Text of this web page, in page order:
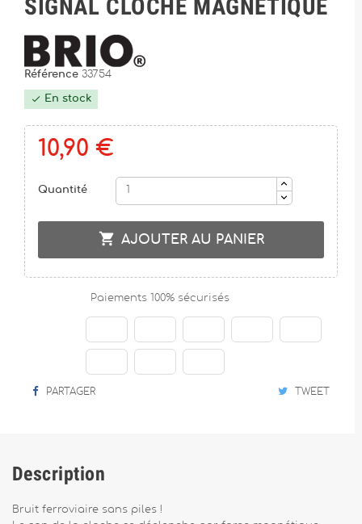
SIGNAL CLOCHE MAGNÉTIQUE
Référence 33754
 En stock
10,90 €
Quantité
 AJOUTER AU PANIER
Paiements 100% sécurisés
PARTAGER TWEET
Description
Bruit ferroviaire sans piles !